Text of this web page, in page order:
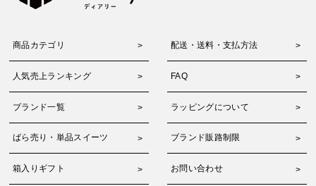
商品カテゴリ 配送・送料・支払方法
人気売上ランキング FAQ
ブランド一覧 ラッピングについて
ばら売り・単品スイーツ ブランド販路制限
箱入りギフト お問い合わせ